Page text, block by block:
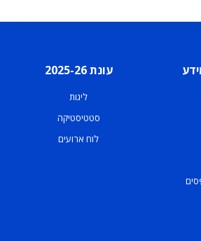
עונת 2025-26
ליגות
סטטיסטיקה
לוח ארועים